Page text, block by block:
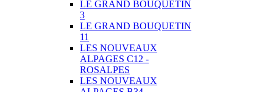
LE GRAND BOUQUETIN
3
LE GRAND BOUQUETIN
11
LES NOUVEAUX
ALPAGES C12 -
ROSALPES
LES NOUVEAUX